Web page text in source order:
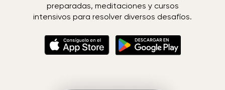
preparadas, meditaciones y cursos
intensivos para resolver diversos desafíos.